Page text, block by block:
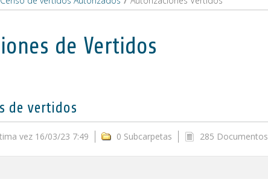
de Vertidos
de vertidos
vez 16/03/23 7:49 0 Subcarpetas 285 Documentos